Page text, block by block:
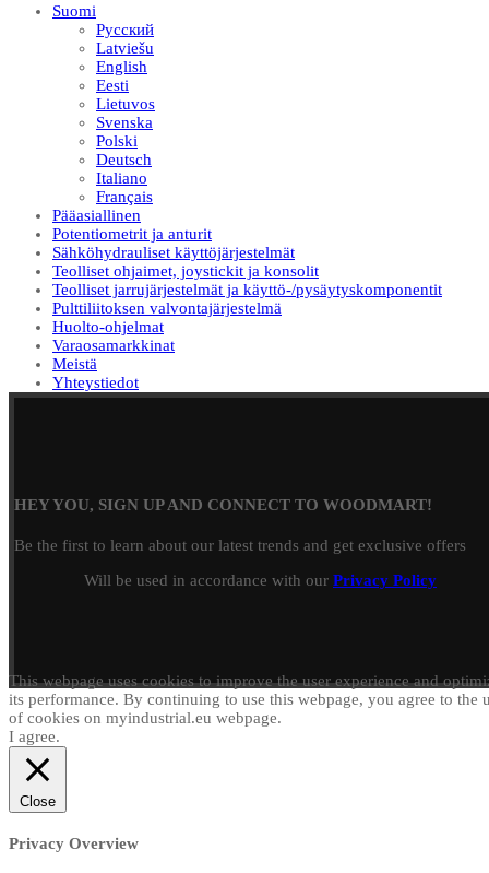
Suomi
Русский
Latviešu
English
Eesti
Lietuvos
Svenska
Polski
Deutsch
Italiano
Français
Pääasiallinen
Potentiometrit ja anturit
Sähköhydrauliset käyttöjärjestelmät
Teolliset ohjaimet, joystickit ja konsolit
Teolliset jarrujärjestelmät ja käyttö-/pysäytyskomponentit
Pulttiliitoksen valvontajärjestelmä
Huolto-ohjelmat
Varaosamarkkinat
Meistä
Yhteystiedot
HEY YOU, SIGN UP AND CONNECT TO WOODMART!
Be the first to learn about our latest trends and get exclusive offers
Will be used in accordance with our Privacy Policy
This webpage uses cookies to improve the user experience and
its performance. By continuing to use this webpage, you agree to the
of cookies on myindustrial.eu webpage.
I agree.
Close
Privacy Overview